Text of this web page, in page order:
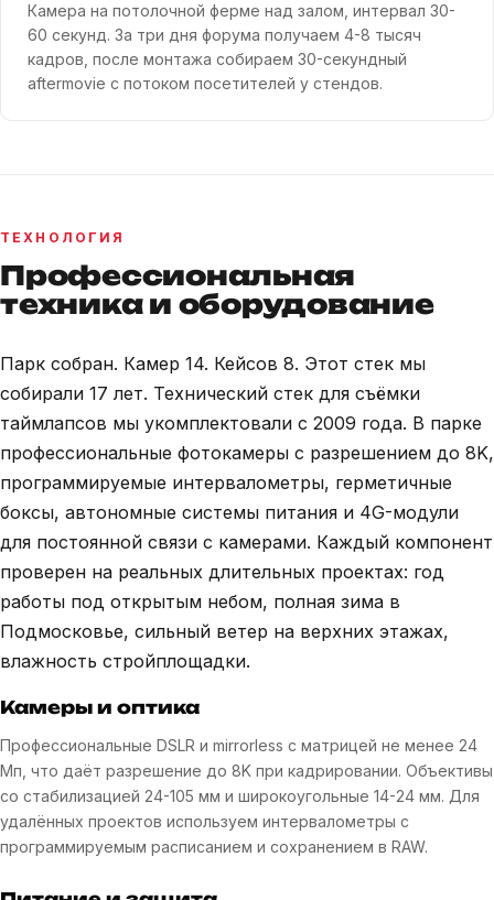
Камера на потолочной ферме над залом, интервал 30-
60 секунд. За три дня форума получаем 4-8 тысяч
кадров, после монтажа собираем 30-секундный
aftermovie с потоком посетителей у стендов.
ТЕХНОЛОГИЯ
Профессиональная
техника и оборудование
Парк собран. Камер 14. Кейсов 8. Этот стек мы
собирали 17 лет. Технический стек для съёмки
таймлапсов мы укомплектовали с 2009 года. В парке
профессиональные фотокамеры с разрешением до 8K,
программируемые интервалометры, герметичные
боксы, автономные системы питания и 4G-модули
для постоянной связи с камерами. Каждый компонент
проверен на реальных длительных проектах: год
работы под открытым небом, полная зима в
Подмосковье, сильный ветер на верхних этажах,
влажность стройплощадки.
Камеры и оптика
Профессиональные DSLR и mirrorless с матрицей не менее 24
Мп, что даёт разрешение до 8K при кадрировании. Объективы
со стабилизацией 24-105 мм и широкоугольные 14-24 мм. Для
удалённых проектов используем интервалометры с
программируемым расписанием и сохранением в RAW.